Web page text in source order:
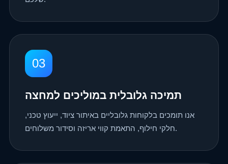
03
תמיכה גלובלית במוליכים למחצה
אנו תומכים בלקוחות גלובליים באיתור ציוד, ייעוץ טכני,
חלקי חילוף, התאמת קווי אריזה וסידור משלוחים.